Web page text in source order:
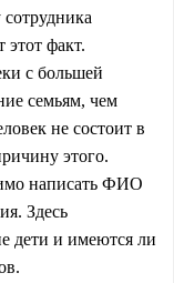
этот факт.
с большей
семьям, чем
не состоит в
этого.
написать ФИО
Здесь
дети и имеются ли